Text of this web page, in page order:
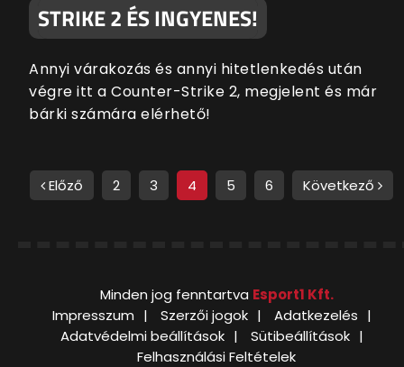
STRIKE 2 ÉS INGYENES!
Annyi várakozás és annyi hitetlenkedés után
végre itt a Counter-Strike 2, megjelent és már
bárki számára elérhető!
Előző 2 3 4 5 6 Következő
Minden jog fenntartva Esport1 Kft.
Impresszum
Szerzői jogok
Adatkezelés
Adatvédelmi beállítások
Sütibeállítások
Felhasználási Feltételek